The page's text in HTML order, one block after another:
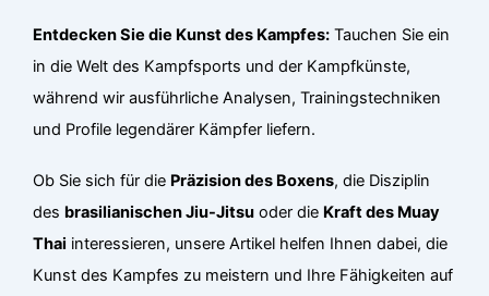
Entdecken Sie die Kunst des Kampfes: Tauchen Sie ein
in die Welt des Kampfsports und der Kampfkünste,
während wir ausführliche Analysen, Trainingstechniken
und Profile legendärer Kämpfer liefern.
Ob Sie sich für die Präzision des Boxens, die Disziplin
des brasilianischen Jiu-Jitsu oder die Kraft des Muay
Thai interessieren, unsere Artikel helfen Ihnen dabei, die
Kunst des Kampfes zu meistern und Ihre Fähigkeiten auf